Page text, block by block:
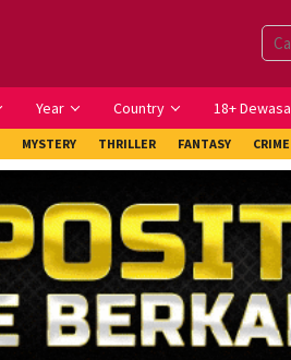
Year Country 18+ Dewasa
MYSTERY THRILLER FANTASY CRIME